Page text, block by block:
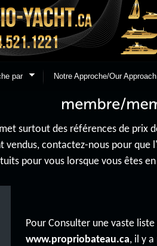
par Notre Approche/Our Approach
surtout des références de prix
vendus, contactez-nous pour
pour vous lorsque vous êtes
Pour Consulter une vaste
www.propriobateau.ca, il y